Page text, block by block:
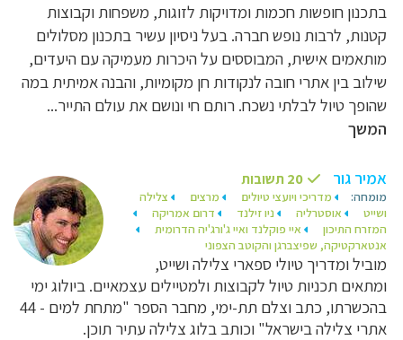
בתכנון חופשות חכמות ומדויקות לזוגות, משפחות וקבוצות
קטנות, לרבות נופש חברה. בעל ניסיון עשיר בתכנון מסלולים
מותאמים אישית, המבוססים על היכרות מעמיקה עם היעדים,
שילוב בין אתרי חובה לנקודות חן מקומיות, והבנה אמיתית במה
שהופך טיול לבלתי נשכח. רותם חי ונושם את עולם התייר...
המשך
אמיר גור 20 תשובות
מומחה: מדריכי ויועצי טיולים מרצים
צלילה
ושייט
אוסטרליה ניו זילנד
דרום אמריקה
המזרח התיכון
איי פוקלנד ואיי ג'ורג'יה הדרומית
אנטארקטיקה, שפיצברגן והקוטב הצפוני
מוביל ומדריך טיולי ספארי צלילה ושייט,
ומתאים תכניות טיול לקבוצות ולמטיילים עצמאיים. ביולוג ימי
בהכשרתו, כתב וצלם תת-ימי, מחבר הספר "מתחת למים - 44
אתרי צלילה בישראל" וכותב בלוג צלילה עתיר תוכן.